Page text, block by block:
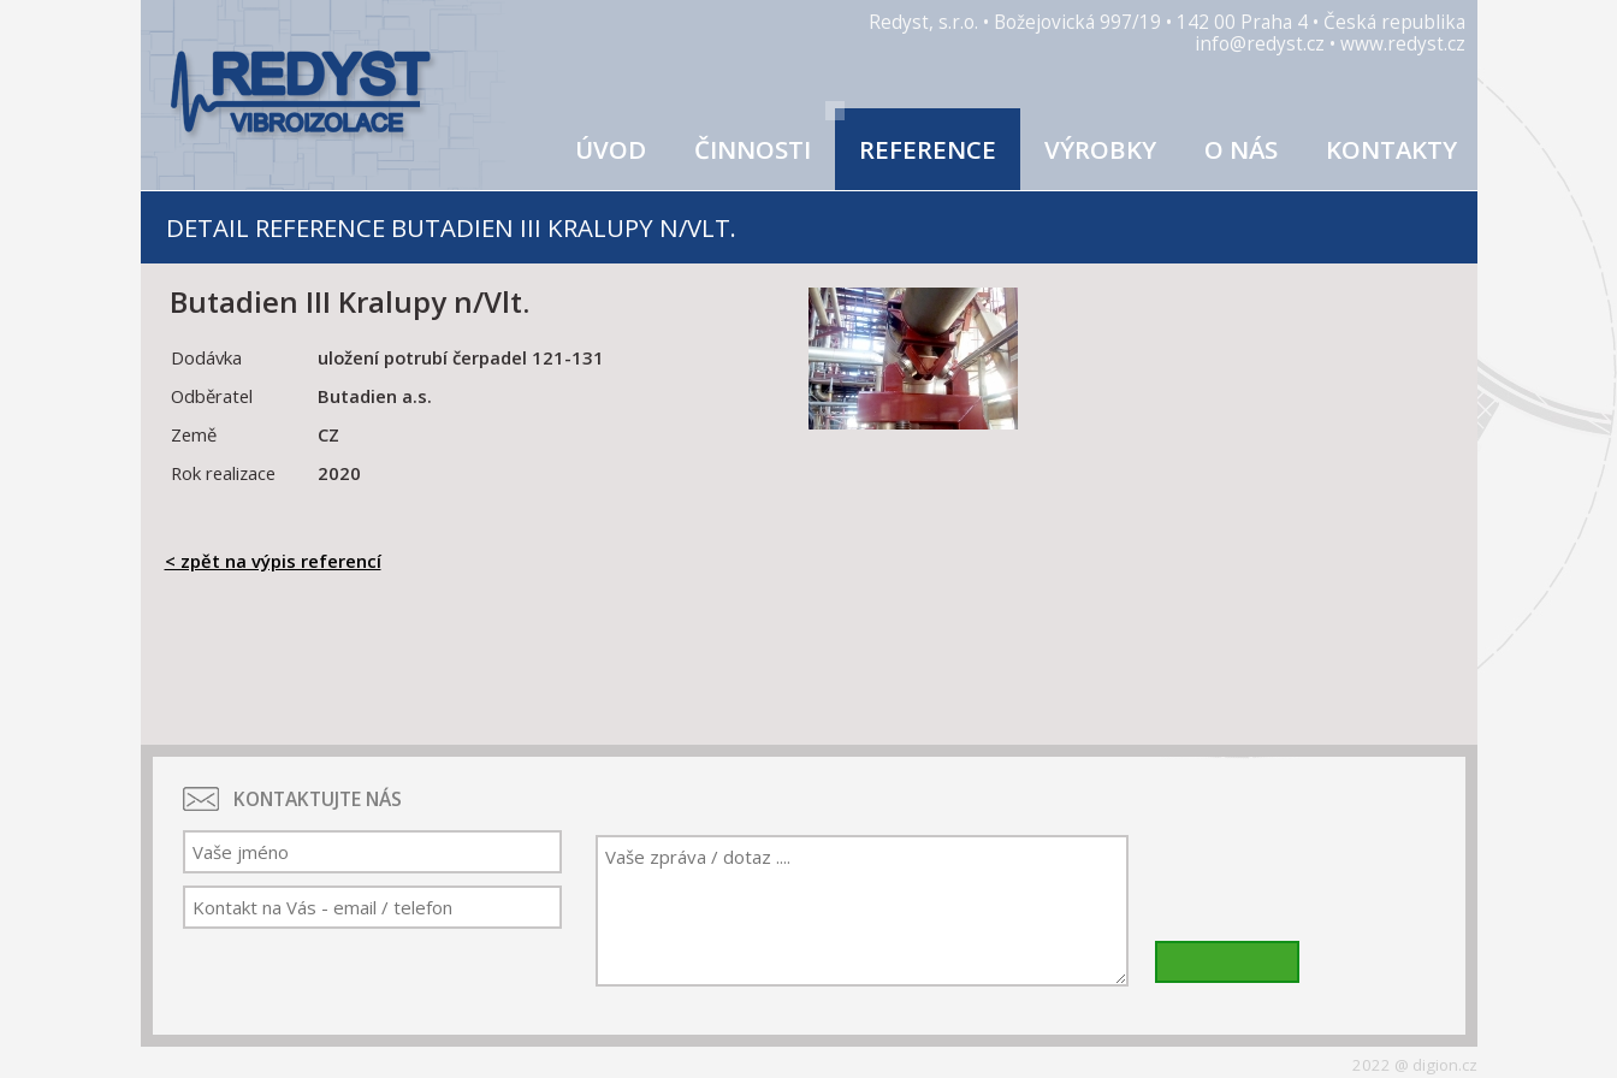
Redyst, s.r.o. • Božejovická 997/19 • 142 00 Praha 4 • Česká republika
info@redyst.cz • www.redyst.cz
ÚVOD ČINNOSTI REFERENCE VÝROBKY O NÁS KONTAKTY
DETAIL REFERENCE BUTADIEN III KRALUPY N/VLT.
Butadien III Kralupy n/Vlt.
Dodávka
uložení potrubí čerpadel 121-131
Odběratel
Butadien a.s.
Země
CZ
Rok realizace
2020
< zpět na výpis referencí
KONTAKTUJTE NÁS
2022 @ digion.cz